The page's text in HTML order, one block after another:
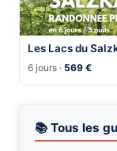
Les Lacs du
6 jours · 569 €
📚 Tous les